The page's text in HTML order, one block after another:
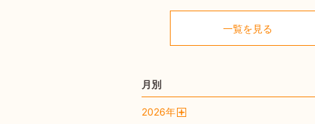
一覧を見る
月別
2026年